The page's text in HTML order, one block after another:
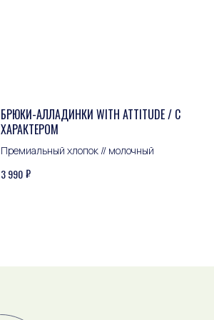
БРЮКИ-АЛЛАДИНКИ WITH ATTITUDE / С
ХАРАКТЕРОМ
Премиальный хлопок // молочный
3 990₽